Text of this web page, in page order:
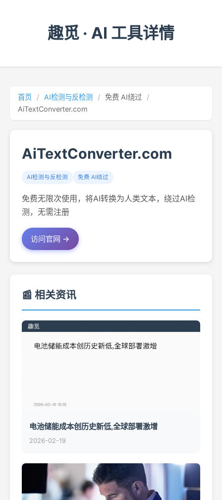
趣觅 · AI 工具详情
首页 / AI检测与反检测 / 免费 AI绕过
/
AiTextConverter.com
AiTextConverter.com
AI检测与反检测 免费 AI绕过
免费无限次使用，将AI转换为人类文本，绕过AI检
测，无需注册
访问官网 →
📰 相关资讯
电池储能成本创历史新低,全球部署激增
2026-02-19